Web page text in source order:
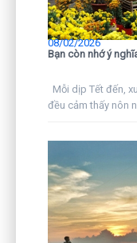
Bạn còn nhớ ý
08/02/2026
Mỗi dịp Tết đến,
đều cảm thấy nôn